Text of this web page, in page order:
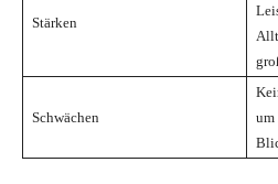
Stärken
Schwächen
um